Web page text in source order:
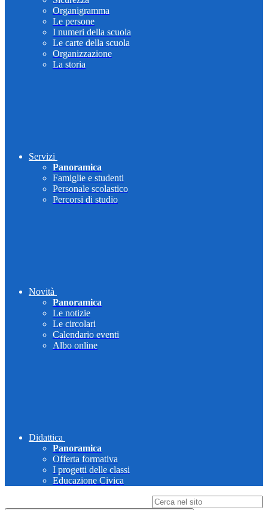
Organigramma
Le persone
I numeri della scuola
Le carte della scuola
Organizzazione
La storia
Servizi
Panoramica
Famiglie e studenti
Personale scolastico
Percorsi di studio
Novità
Panoramica
Le notizie
Le circolari
Calendario eventi
Albo online
Didattica
Panoramica
Offerta formativa
I progetti delle classi
Educazione Civica